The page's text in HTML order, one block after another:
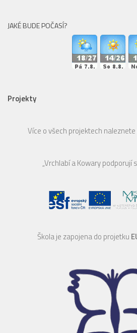
JAKÉ BUDE POČASÍ?
Projekty
Více o všech projektech
„Vrchlabí a Kowary podporují
Škola je zapojena do projetku